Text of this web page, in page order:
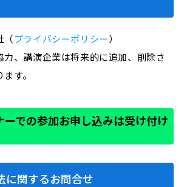
（プライバシーポリシー）
、講演企業は将来的に追加、削除さ
す。
ーでの参加お申し込みは受け付け
に関するお問合せ